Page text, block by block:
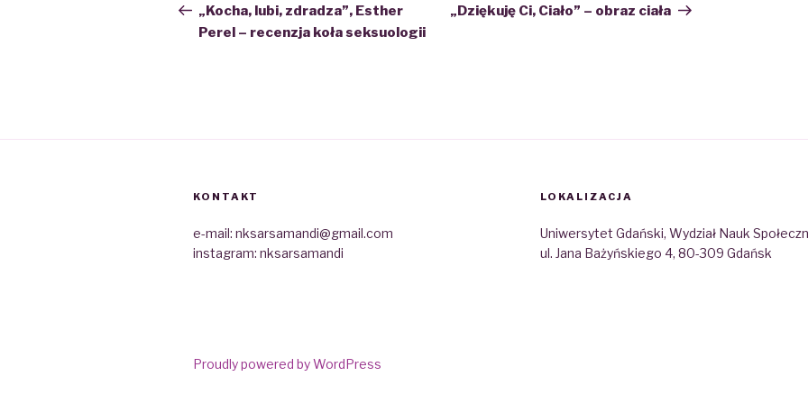
wpisu
Post
„Kocha, lubi, zdradza”, Esther
Perel – recenzja koła seksuologii
Post
„Dziękuję Ci, Ciało” – obraz ciała
KONTAKT
e-mail: nksarsamandi@gmail.com
instagram: nksarsamandi
LOKALIZACJA
Uniwersytet Gdański, Wydział Nauk
ul. Jana Bażyńskiego 4, 80-309 Gdańsk
Proudly powered by WordPress